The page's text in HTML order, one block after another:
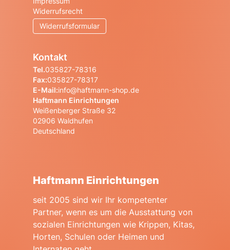
Widerrufsrecht
Widerrufsformular
Kontakt
Tel.035827-78316
Fax:035827-78317
E-Mail:info@haftmann-shop.de
Haftmann Einrichtungen
Weißenberger Straße 32
02906 Waldhufen
Deutschland
Haftmann Einrichtungen
seit 2005 sind wir Ihr kompetenter
Partner, wenn es um die Ausstattung von
sozialen Einrichtungen wie Krippen, Kitas,
Horten, Schulen oder Heimen und